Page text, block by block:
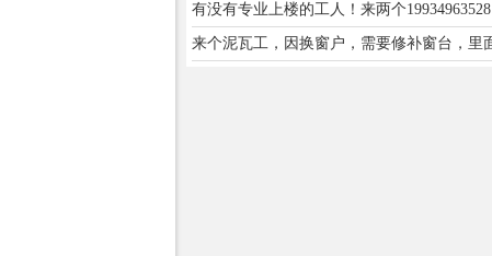
有没有专业上楼的工人！来两个19934963528